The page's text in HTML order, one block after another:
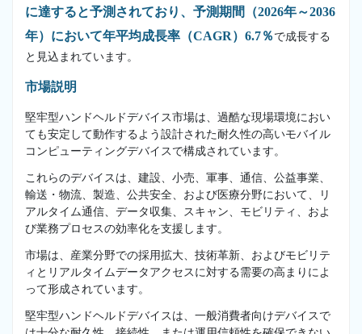
に達すると予測されており、予測期間（2026年～2036
年）において年平均成長率（CAGR）6.7％ で成長する
と見込まれています。
市場説明
堅牢型ハンドヘルドデバイス市場は、過酷な現場環境におい
ても安定して動作するよう設計された耐久性の高いモバイル
コンピューティングデバイスで構成されています。
これらのデバイスは、建設、小売、軍事、通信、公益事業、
輸送・物流、製造、公共安全、および医療分野において、リ
アルタイム通信、データ収集、スキャン、モビリティ、およ
び業務プロセスの効率化を支援します。
市場は、産業分野での採用拡大、技術革新、およびモビリテ
ィとリアルタイムデータアクセスに対する需要の高まりによ
って形成されています。
堅牢型ハンドヘルドデバイスは、一般消費者向けデバイスで